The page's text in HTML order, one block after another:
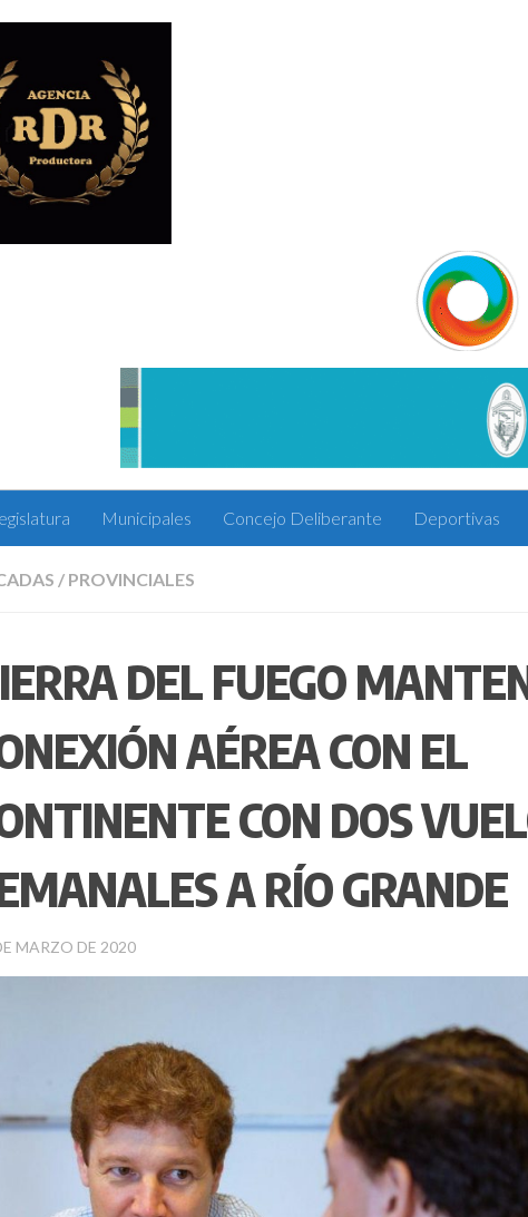
Municipales Concejo Deliberante Deportivas
/ PROVINCIALES
DEL FUEGO
AÉREA CON EL
CON DOS
A RÍO GRANDE
MARZO DE 2020